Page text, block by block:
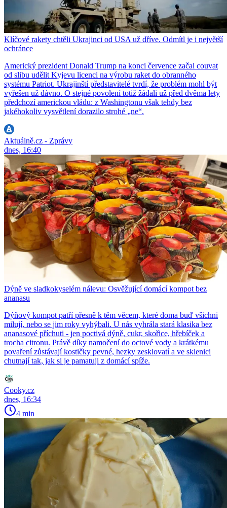
Klíčové rakety chtěli Ukrajinci od USA už dříve. Odmítl je i největší
ochránce
Americký prezident Donald Trump na konci července začal couvat
od slibu udělit Kyjevu licenci na výrobu raket do obranného
systému Patriot. Ukrajinští představitelé tvrdí, že problém mohl být
vyřešen už dávno. O stejné povolení totiž žádali už před dvěma lety
předchozí americkou vládu: z Washingtonu však tehdy bez
jakéhokoliv vysvětlení dorazilo strohé „ne“.
Aktuálně.cz - Zprávy
dnes, 16:40
Dýně ve sladkokyselém nálevu: Osvěžující domácí kompot bez
ananasu
Dýňový kompot patří přesně k těm věcem, které doma buď všichni
milují, nebo se jim roky vyhýbali. U nás vyhrála stará klasika bez
ananasové příchuti - jen poctivá dýně, cukr, skořice, hřebíček a
trocha citronu. Právě díky namočení do octové vody a krátkému
povaření zůstávají kostičky pevné, hezky zesklovatí a ve sklenici
chutnají tak, jak si je pamatuji z domácí spíže.
Cooky.cz
dnes, 16:34
4 min